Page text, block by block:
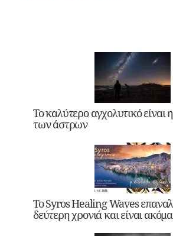
Το καλύτερο αγχολυτικό
των άστρων
Το Syros Healing Waves
δεύτερη χρονιά και είναι